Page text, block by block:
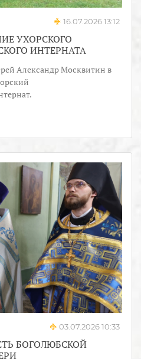
16.07.2026 13:12
УХОРСКОГО
ИНТЕРНАТА
Александр Москвитин в
03.07.2026 10:33
БОГОЛЮБСКОЙ